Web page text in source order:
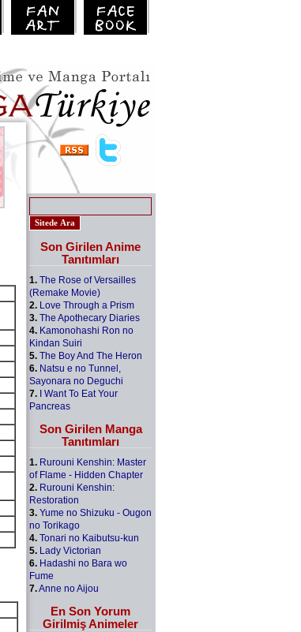
Son Girilen Anime
Tanıtımları
1. The Rose of Versailles
(Remake Movie)
2. Love Through a Prism
3. The Apothecary Diaries
4. Kamonohashi Ron no
Kindan Suiri
5. The Boy And The Heron
6. Natsu e no Tunnel,
Sayonara no Deguchi
7. I Want To Eat Your
Pancreas
Son Girilen Manga
Tanıtımları
1. Rurouni Kenshin: Master
of Flame - Hidden Chapter
2. Rurouni Kenshin:
Restoration
3. Yume no Shizuku - Ougon
no Torikago
4. Tonari no Kaibutsu-kun
5. Lady Victorian
6. Hadashi no Bara wo
Fume
7.Anne no Aijou
En Son Yorum
Girilmiş Animeler